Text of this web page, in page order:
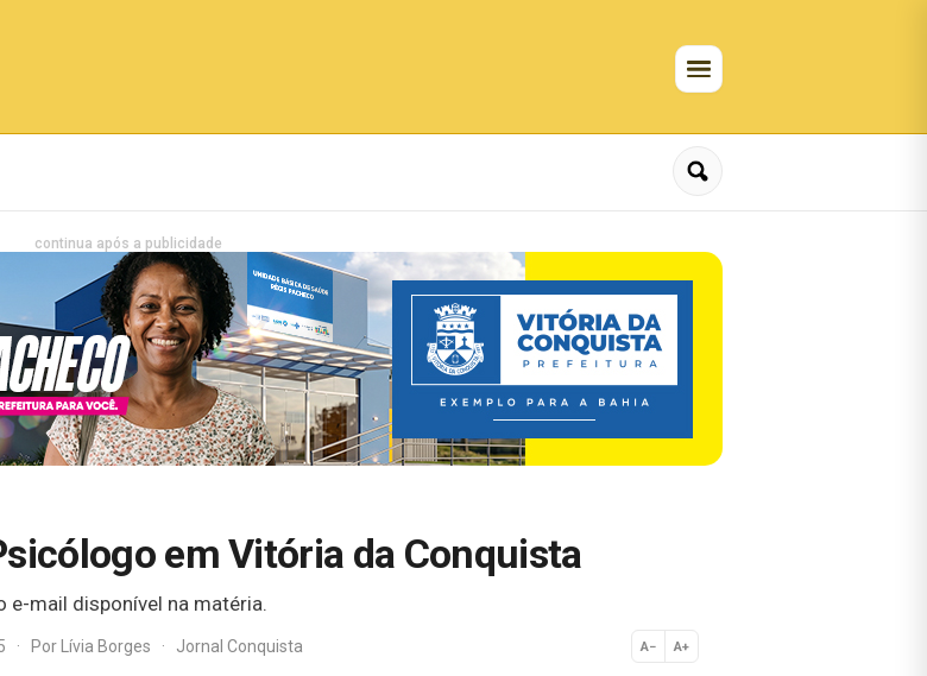
continua após a publicidade
em Vitória da Conquista
e-mail disponível na matéria.
· PorLívia Borges · Jornal Conquista A− A+
Normal